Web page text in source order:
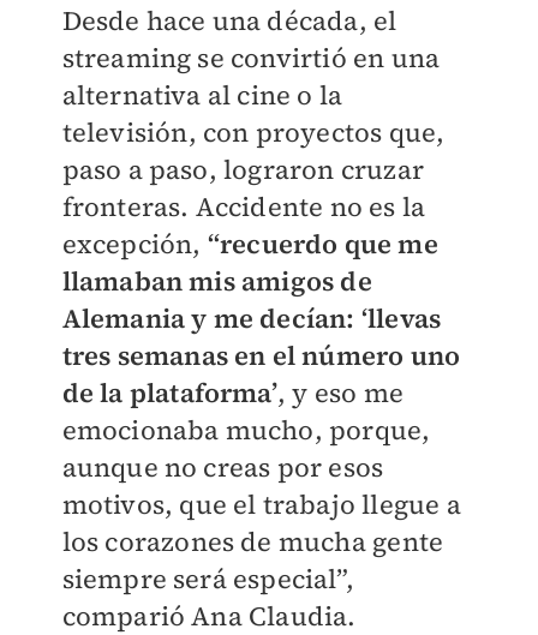
Desde hace una década, el
streaming se convirtió en una
alternativa al cine o la
televisión, con proyectos que,
paso a paso, lograron cruzar
fronteras. Accidente no es la
excepción, “recuerdo que me
llamaban mis amigos de
Alemania y me decían: ‘llevas
tres semanas en el número uno
de la plataforma’, y eso me
emocionaba mucho, porque,
aunque no creas por esos
motivos, que el trabajo llegue a
los corazones de mucha gente
siempre será especial”,
comparió Ana Claudia.